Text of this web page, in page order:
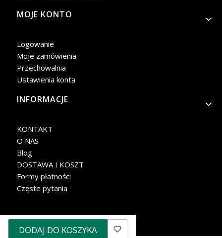
MOJE KONTO
Logowanie
Moje zamówienia
Przechowalnia
Ustawienia konta
INFORMACJE
KONTAKT
O NAS
Blog
DOSTAWA I KOSZT
Formy płatności
Częste pytania
DODAJ DO KOSZYKA